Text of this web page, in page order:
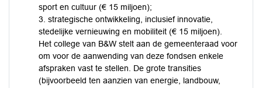
sport en cultuur (€ 15 miljoen);
3. strategische ontwikkeling, inclusief innovatie,
stedelijke vernieuwing en mobiliteit (€ 15 miljoen).
Het college van B&W stelt aan de gemeenteraad voor
om voor de aanwending van deze fondsen enkele
afspraken vast te stellen. De grote transities
(bijvoorbeeld ten aanzien van energie, landbouw,